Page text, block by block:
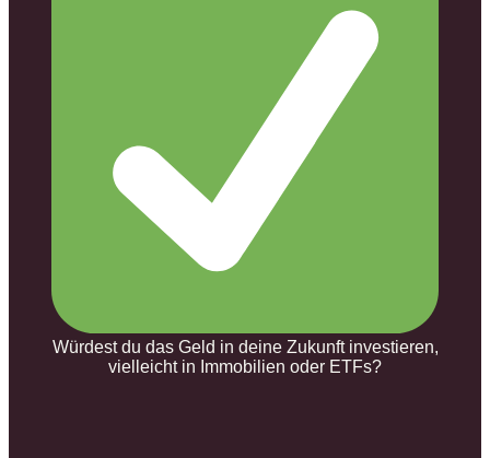
Würdest du das Geld in deine Zukunft investieren,
vielleicht in Immobilien oder ETFs?